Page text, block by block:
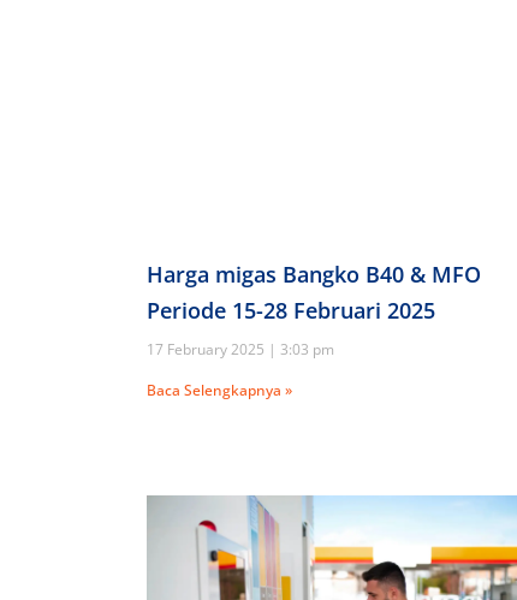
Harga migas Bangko B40 & MFO
Periode 15-28 Februari 2025
17 February 2025
3:03 pm
Baca Selengkapnya »